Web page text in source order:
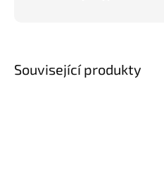
Související produkty